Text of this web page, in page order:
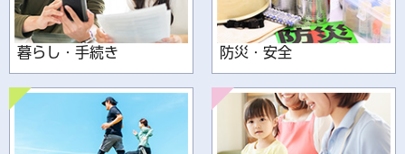
暮らし・手続き 防災・安全